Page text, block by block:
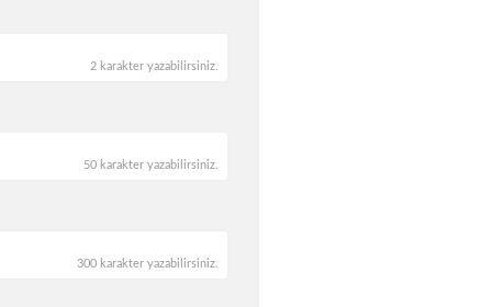
2 karakter yazabilirsiniz.
50 karakter yazabilirsiniz.
300 karakter yazabilirsiniz.